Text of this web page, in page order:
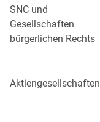
SNC und
Gesellschaften
bürgerlichen Rechts
Aktiengesellschaften